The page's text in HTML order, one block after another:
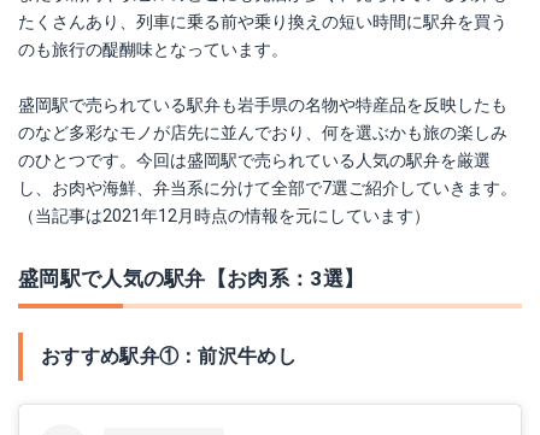
たくさんあり、列車に乗る前や乗り換えの短い時間に駅弁を買う
のも旅行の醍醐味となっています。
盛岡駅で売られている駅弁も岩手県の名物や特産品を反映したも
のなど多彩なモノが店先に並んでおり、何を選ぶかも旅の楽しみ
のひとつです。今回は盛岡駅で売られている人気の駅弁を厳選
し、お肉や海鮮、弁当系に分けて全部で7選ご紹介していきます。
（当記事は2021年12月時点の情報を元にしています）
盛岡駅で人気の駅弁【お肉系：3選】
おすすめ駅弁①：前沢牛めし